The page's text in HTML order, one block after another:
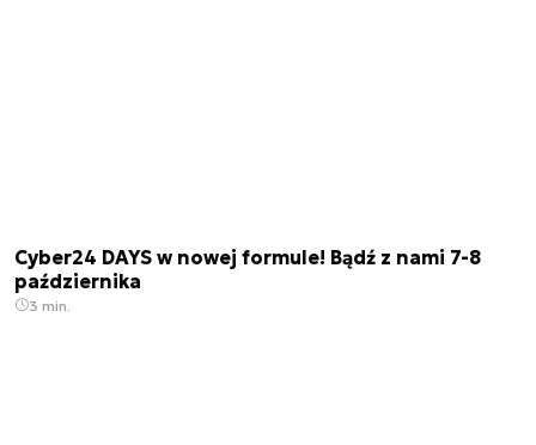
Cyber24 DAYS w nowej formule! Bądź z nami 7-8
października
3 min.